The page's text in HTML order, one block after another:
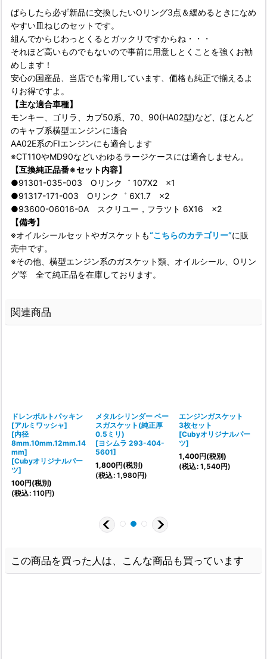
ばらしたら必ず新品に交換したいOリング3点＆緩めるときになめ
やすい皿ねじのセットです。
組んでからじわっとくるとガックリですからね・・・
それほど高いものでもないので事前に用意しとくことを強くお勧
めします！
安心の国産品、当店でも常用しています、価格も純正で揃えるよ
りお得ですよ。
【主な適合車種】
モンキー、ゴリラ、カブ50系、70、90(HA02型)など、ほとんど
のキャブ系横型エンジンに適合
AA02E系のFIエンジンにも適合します
※CT110やMD90などいわゆるラージケースには適合しません。
【互換純正品番※セット内容】
●91301-035-003 Oリンク゛ 107X2 ×1
●91317-171-003 Oリンク゛ 6X1.7 ×2
●93600-06016-0A スクリユー，フラツト 6X16 ×2
【備考】
※オイルシールセットやガスケットも“こちらのカテゴリー”に販
売中です。
※その他、横型エンジン系のガスケット類、オイルシール、Oリン
グ等 全て純正品を在庫しております。
関連商品
ドレンボルトパッキン
[アルミワッシャ]
[内径
8mm.10mm.12mm.14
mm]
[Cubyオリジナルパー
ツ]
100円(税別)
(税込: 110円)
メタルシリンダー ベー
スガスケット(純正厚
0.5ミリ)
[ヨシムラ 293-404-
5601]
1,800円(税別)
(税込: 1,980円)
エンジンガスケット
3枚セット
[Cubyオリジナルパー
ツ]
1,400円(税別)
(税込: 1,540円)
この商品を買った人は、こんな商品も買っています